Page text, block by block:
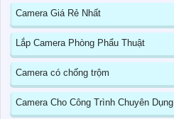
Camera Giá Rẻ Nhất
Lắp Camera Phòng Phẩu Thuật
Camera có chống trộm
Camera Cho Công Trình Chuyên Dụng